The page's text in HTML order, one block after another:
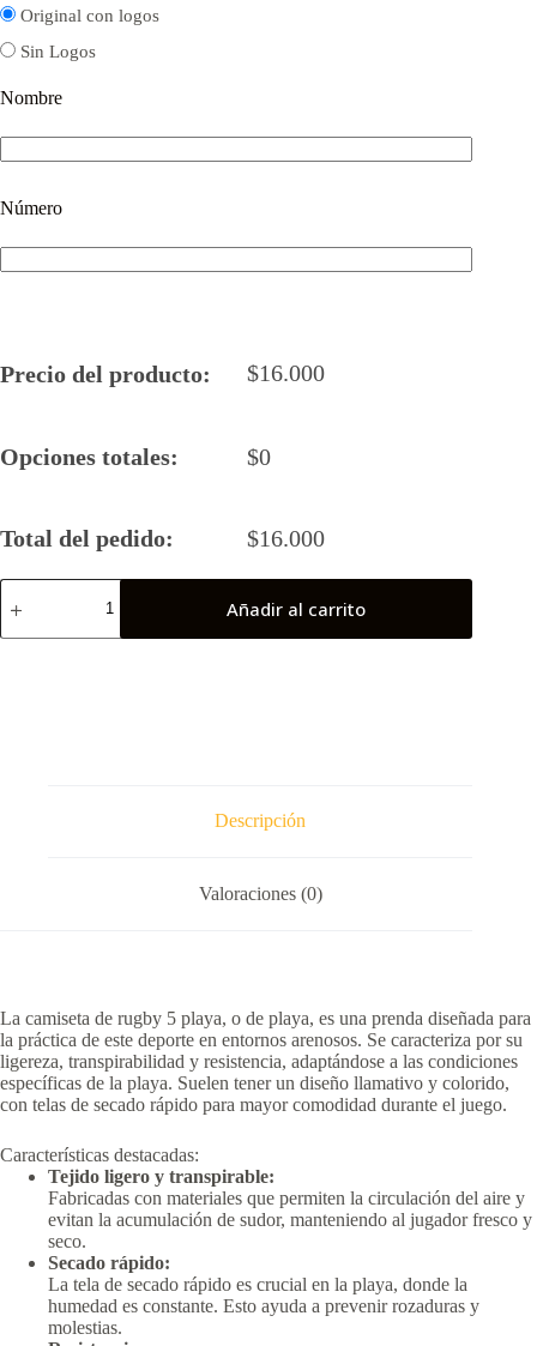
Original con logos
Sin Logos
Nombre
Número
Precio del producto: $16.000
Opciones totales: $0
Total del pedido: $16.000
Camiseta
Rugby
Añadir al carrito
Descripción
Valoraciones (0)
La camiseta de rugby 5 playa, o de playa, es una prenda diseñada para
la práctica de este deporte en entornos arenosos. Se caracteriza por su
ligereza, transpirabilidad y resistencia, adaptándose a las condiciones
específicas de la playa. Suelen tener un diseño llamativo y colorido,
con telas de secado rápido para mayor comodidad durante el juego.
Características destacadas:
Tejido ligero y transpirable:
Fabricadas con materiales que permiten la circulación del aire y
evitan la acumulación de sudor, manteniendo al jugador fresco y
seco.
Secado rápido:
La tela de secado rápido es crucial en la playa, donde la
humedad es constante. Esto ayuda a prevenir rozaduras y
molestias.